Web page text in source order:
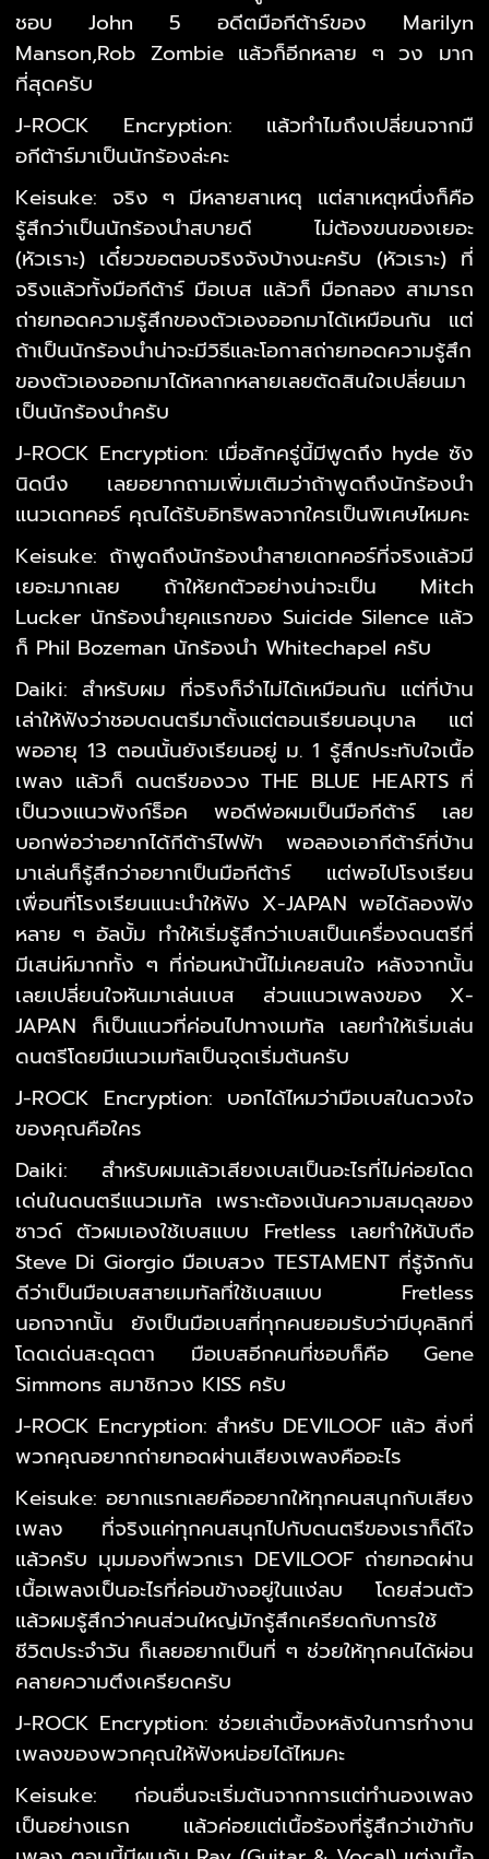
ชอบ John 5 อดีตมือกีต้าร์ของ Marilyn
Manson,Rob Zombie แล้วก็อีกหลาย ๆ วง มาก
ที่สุดครับ
J-ROCK Encryption: แล้วทำไมถึงเปลี่ยนจากมื
อกีต้าร์มาเป็นนักร้องล่ะคะ
Keisuke: จริง ๆ มีหลายสาเหตุ แต่สาเหตุหนึ่งก็คือ
รู้สึกว่าเป็นนักร้องนำสบายดี ไม่ต้องขนของเยอะ
(หัวเราะ) เดี๋ยวขอตอบจริงจังบ้างนะครับ (หัวเราะ) ที่
จริงแล้วทั้งมือกีต้าร์ มือเบส แล้วก็ มือกลอง สามารถ
ถ่ายทอดความรู้สึกของตัวเองออกมาได้เหมือนกัน แต่
ถ้าเป็นนักร้องนำน่าจะมีวิธีและโอกาสถ่ายทอดความรู้สึก
ของตัวเองออกมาได้หลากหลายเลยตัดสินใจเปลี่ยนมา
เป็นนักร้องนำครับ
J-ROCK Encryption: เมื่อสักครู่นี้มีพูดถึง hyde ซัง
นิดนึง เลยอยากถามเพิ่มเติมว่าถ้าพูดถึงนักร้องนำ
แนวเดทคอร์ คุณได้รับอิทธิพลจากใครเป็นพิเศษไหมคะ
Keisuke: ถ้าพูดถึงนักร้องนำสายเดทคอร์ที่จริงแล้วมี
เยอะมากเลย ถ้าให้ยกตัวอย่างน่าจะเป็น Mitch
Lucker นักร้องนำยุคแรกของ Suicide Silence แล้ว
ก็ Phil Bozeman นักร้องนำ Whitechapel ครับ
Daiki: สำหรับผม ที่จริงก็จำไม่ได้เหมือนกัน แต่ที่บ้าน
เล่าให้ฟังว่าชอบดนตรีมาตั้งแต่ตอนเรียนอนุบาล แต่
พออายุ 13 ตอนนั้นยังเรียนอยู่ ม. 1 รู้สึกประทับใจเนื้อ
เพลง แล้วก็ ดนตรีของวง THE BLUE HEARTS ที่
เป็นวงแนวพังก์ร็อค พอดีพ่อผมเป็นมือกีต้าร์ เลย
บอกพ่อว่าอยากได้กีต้าร์ไฟฟ้า พอลองเอากีต้าร์ที่บ้าน
มาเล่นก็รู้สึกว่าอยากเป็นมือกีต้าร์ แต่พอไปโรงเรียน
เพื่อนที่โรงเรียนแนะนำให้ฟัง X-JAPAN พอได้ลองฟัง
หลาย ๆ อัลบั้ม ทำให้เริ่มรู้สึกว่าเบสเป็นเครื่องดนตรีที่
มีเสน่ห์มากทั้ง ๆ ที่ก่อนหน้านี้ไม่เคยสนใจ หลังจากนั้น
เลยเปลี่ยนใจหันมาเล่นเบส ส่วนแนวเพลงของ X-
JAPAN ก็เป็นแนวที่ค่อนไปทางเมทัล เลยทำให้เริ่มเล่น
ดนตรีโดยมีแนวเมทัลเป็นจุดเริ่มต้นครับ
J-ROCK Encryption: บอกได้ไหมว่ามือเบสในดวงใจ
ของคุณคือใคร
Daiki: สำหรับผมแล้วเสียงเบสเป็นอะไรที่ไม่ค่อยโดด
เด่นในดนตรีแนวเมทัล เพราะต้องเน้นความสมดุลของ
ซาวด์ ตัวผมเองใช้เบสแบบ Fretless เลยทำให้นับถือ
Steve Di Giorgio มือเบสวง TESTAMENT ที่รู้จักกัน
ดีว่าเป็นมือเบสสายเมทัลที่ใช้เบสแบบ Fretless
นอกจากนั้น ยังเป็นมือเบสที่ทุกคนยอมรับว่ามีบุคลิกที่
โดดเด่นสะดุดตา มือเบสอีกคนที่ชอบก็คือ Gene
Simmons สมาชิกวง KISS ครับ
J-ROCK Encryption: สำหรับ DEVILOOF แล้ว สิ่งที่
พวกคุณอยากถ่ายทอดผ่านเสียงเพลงคืออะไร
Keisuke: อยากแรกเลยคืออยากให้ทุกคนสนุกกับเสียง
เพลง ที่จริงแค่ทุกคนสนุกไปกับดนตรีของเราก็ดีใจ
แล้วครับ มุมมองที่พวกเรา DEVILOOF ถ่ายทอดผ่าน
เนื้อเพลงเป็นอะไรที่ค่อนข้างอยู่ในแง่ลบ โดยส่วนตัว
แล้วผมรู้สึกว่าคนส่วนใหญ่มักรู้สึกเครียดกับการใช้
ชีวิตประจำวัน ก็เลยอยากเป็นที่ ๆ ช่วยให้ทุกคนได้ผ่อน
คลายความตึงเครียดครับ
J-ROCK Encryption: ช่วยเล่าเบื้องหลังในการทำงาน
เพลงของพวกคุณให้ฟังหน่อยได้ไหมคะ
Keisuke: ก่อนอื่นจะเริ่มต้นจากการแต่ทำนองเพลง
เป็นอย่างแรก แล้วค่อยแต่เนื้อร้องที่รู้สึกว่าเข้ากับ